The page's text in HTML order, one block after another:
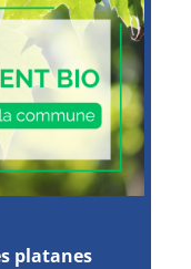
platanes